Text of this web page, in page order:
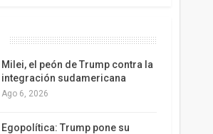
Milei, el peón de Trump contra la
integración sudamericana
Ago 6, 2026
Egopolítica: Trump pone su